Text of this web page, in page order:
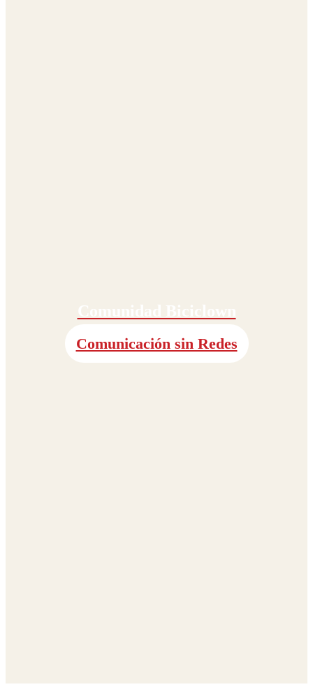
Comunicación sin Redes